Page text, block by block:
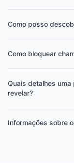
Como posso
Como bloquear
Quais detalhes
revelar?
Informações sobre